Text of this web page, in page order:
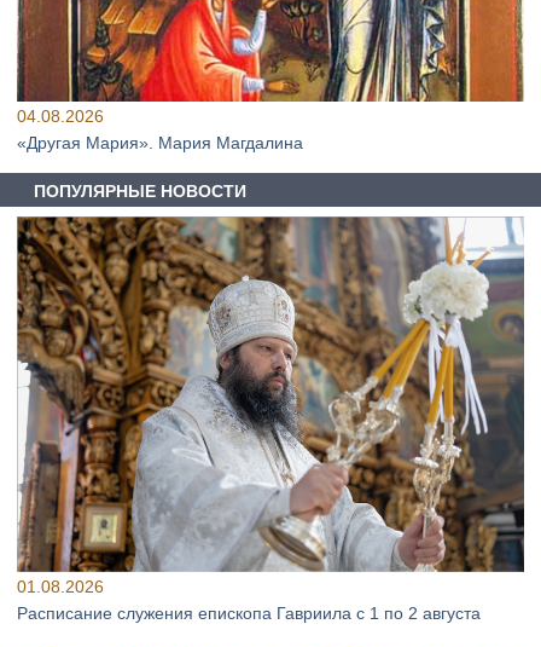
04.08.2026
«Другая Мария». Мария Магдалина
ПОПУЛЯРНЫЕ НОВОСТИ
01.08.2026
Расписание служения епископа Гавриила с 1 по 2 августа